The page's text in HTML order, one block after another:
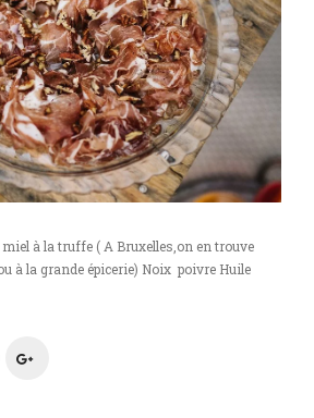
miel à la truffe ( A Bruxelles,on en trouve
à la grande épicerie) Noix poivre Huile